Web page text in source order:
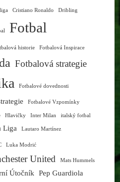
Cristiano Ronaldo Dribling
Fotbal
historie Fotbalová Inspirace
Fotbalová strategie
Fotbalové dovednosti
Fotbalové Vzpomínky
Hlavičky Inter Milan italský fotbal
Liga Lautaro Martínez
Luka Modrić
United Mats Hummels
Útočník Pep Guardiola